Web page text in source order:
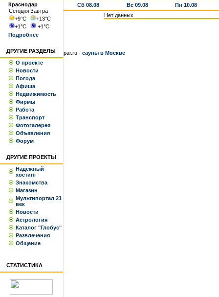
Краснодар
СегодняЗавтра
+9°С +13°С
+1°С +1°С
Подробнее
ДРУГИЕ РАЗДЕЛЫ
О проекте
Новости
Погода
Афиша
Недвижимость
Фирмы
Работа
Транспорт
Фотогалерея
Объявления
Форум
ДРУГИЕ ПРОЕКТЫ
Надежный
хостинг
Знакомства
Магазин
Мультипортал 21
век
Новости
Астрология
Каталог "Глобус"
Развлечения
Общение
СТАТИСТИКА
Сб 08.08 Вс 09.08
Пн 10.08
Нет данных
par.ru - сауны в Москве